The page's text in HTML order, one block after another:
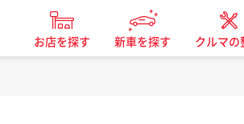
お店を探す 新車を探す クルマの